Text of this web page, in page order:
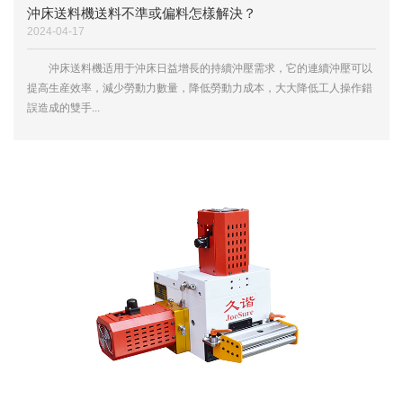
沖床送料機送料不準或偏料怎樣解決？
2024-04-17
沖床送料機适用于沖床日益增長的持續沖壓需求，它的連續沖壓可以
提高生産效率，減少勞動力數量，降低勞動力成本，大大降低工人操作錯
誤造成的雙手...